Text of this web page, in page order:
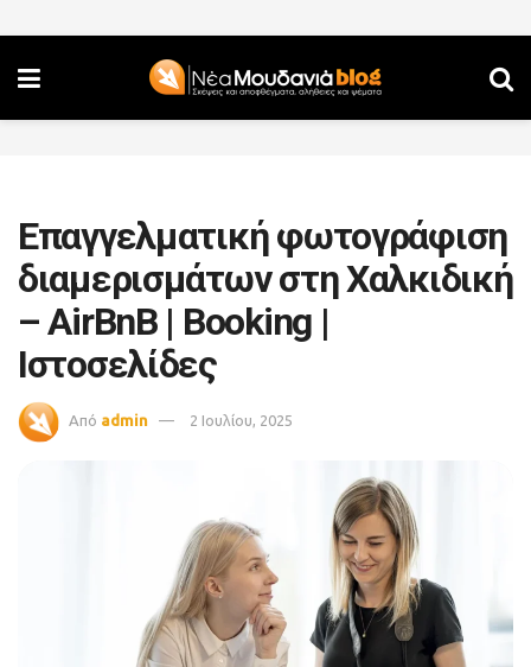
Επαγγελματική φωτογράφιση
διαμερισμάτων στη Χαλκιδική
– AirBnB | Booking |
Ιστοσελίδες
Από admin 2 Ιουλίου, 2025